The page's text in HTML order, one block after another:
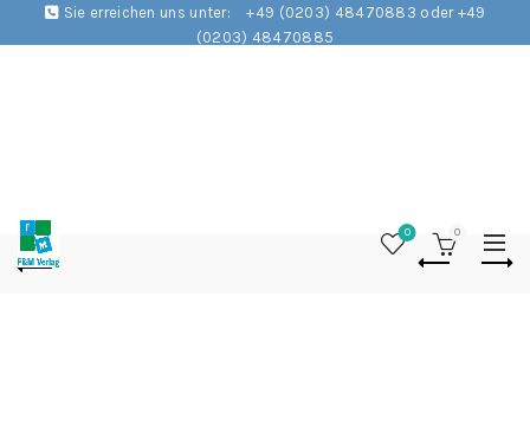
Sie erreichen uns unter:
+49 (0203) 48470883 oder +49
(0203) 48470885
0 0